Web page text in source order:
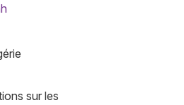
sur les